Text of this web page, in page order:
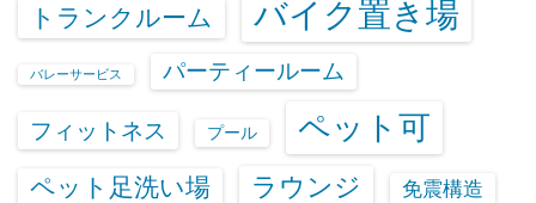
トランクルーム バイク置き場
バレーサービス パーティールーム
フィットネス プール ペット可
ペット足洗い場 ラウンジ 免震構造